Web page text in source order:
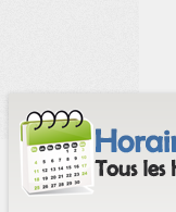
Aller au